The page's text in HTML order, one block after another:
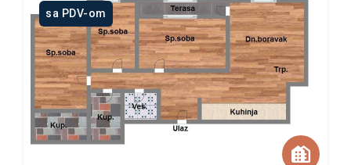
sa PDV-om